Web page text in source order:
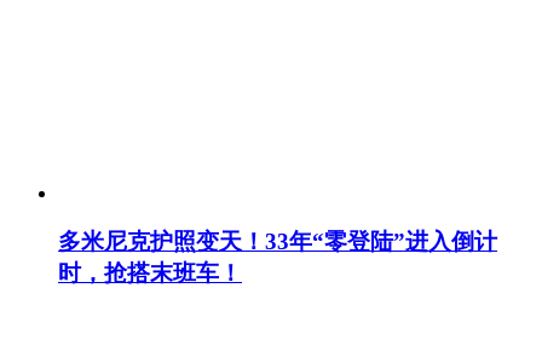
多米尼克护照变天！33年“零登陆”进入倒计
时，抢搭末班车！